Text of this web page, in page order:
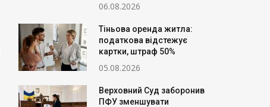
06.08.2026
Тіньова оренда житла:
податкова відстежує
картки, штраф 50%
05.08.2026
Верховний Суд заборонив
ПФУ зменшувати